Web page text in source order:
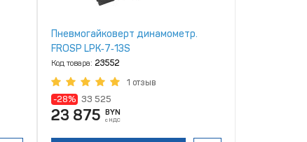
Пневмогайковерт динамометр.
FROSP LPK‑7‑13S
Код товара:23552
1 отзыв
-28% 33 525
23 875 BYN
с НДС